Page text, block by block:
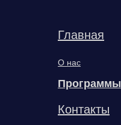
Главная
О нас
Программы
Контакты